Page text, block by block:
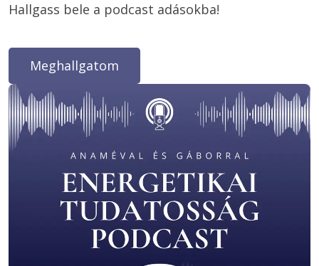
Hallgass bele a podcast adásokba!
Meghallgatom